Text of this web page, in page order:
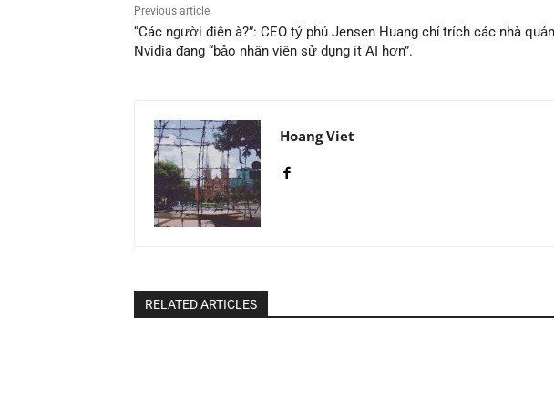
Previous article
“Các người điên à?”: CEO tỷ phú Jensen Huang chỉ trích các nhà
Nvidia đang “bảo nhân viên sử dụng ít AI hơn”.
Hoang Viet
RELATED ARTICLES